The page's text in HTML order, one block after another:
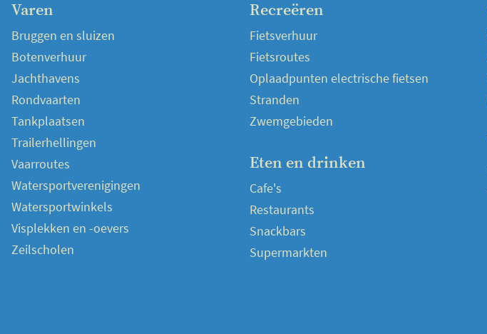
Varen
Bruggen en sluizen
Botenverhuur
Jachthavens
Rondvaarten
Tankplaatsen
Trailerhellingen
Vaarroutes
Watersportverenigingen
Watersportwinkels
Visplekken en -oevers
Zeilscholen
Recreëren
Fietsverhuur
Fietsroutes
Oplaadpunten electrische fietsen
Stranden
Zwemgebieden
Eten en drinken
Cafe's
Restaurants
Snackbars
Supermarkten